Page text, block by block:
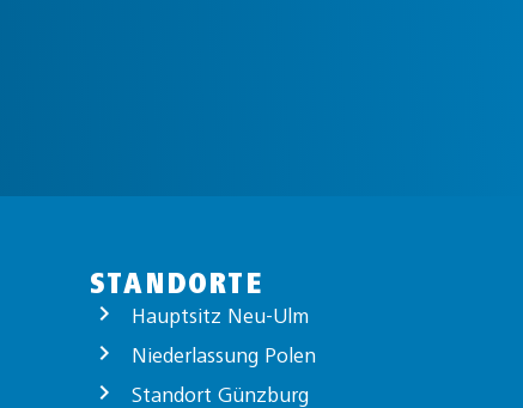
STANDORTE
Hauptsitz Neu-Ulm
Niederlassung Polen
Standort Günzburg